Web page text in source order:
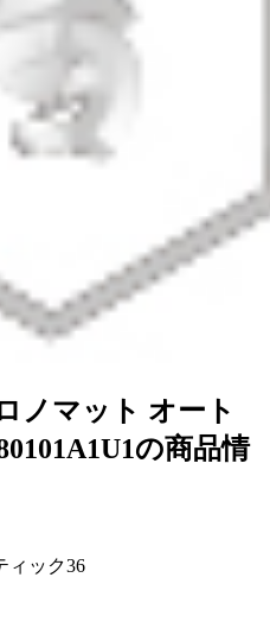
ノマット オート
の商品情
ィック36